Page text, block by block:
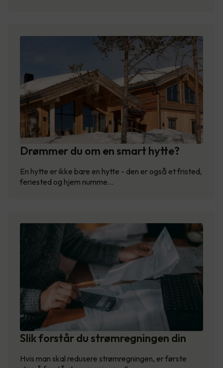
Drømmer du om en smart hytte?
En hytte er ikke bare en hytte - den er også et fristed,
feriested og hjem numme…
Slik forstår du strømregningen din
Hvis man skal redusere strømregningen, er første